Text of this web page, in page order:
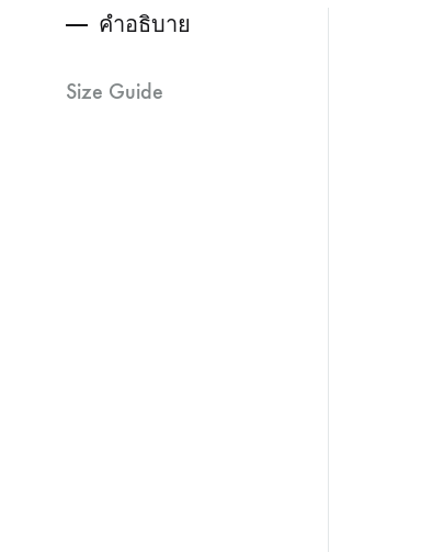
คำอธิบาย
Size Guide